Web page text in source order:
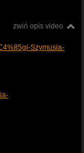
zwiń opis video
Szymusia-